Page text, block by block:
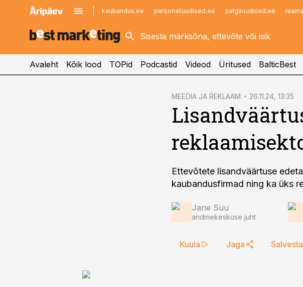
kaubandus.ee personaliuudised.ee palgauudised.ee
kinnisvarauudised.ee
logistikauudised.ee
imelineajalugu.ee
Infopank
Avaleht Kõik lood TOPid Podcastid Videod Üritused BalticBest
MEEDIA JA REKLAAM 26.11.24, 13:35
Ettevõtete lisandväärtuse
kaubandusfirmad ning ka üks
Jane Suu
andmekeskuse juht
Kuula Jaga Salvesta